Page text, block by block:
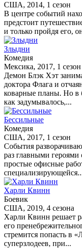
США, 2014, 1 сезон
В центре событий
предстоит
и только пройдя его,
Злыдни
Комедия
Мексика, 2017, 1 сезон
Демон Блэк Хэт
доктора Флага и
коварные планы. Но в
как задумывалось,...
Бессильные
Комедия
США, 2017, 1 сезон
События
раз главными
простые офисные
Харли Квинн
Боевик
США, 2019, 4 сезона
Харли Квинн решает
его
стремится попасть в
суперзлодеев, при...